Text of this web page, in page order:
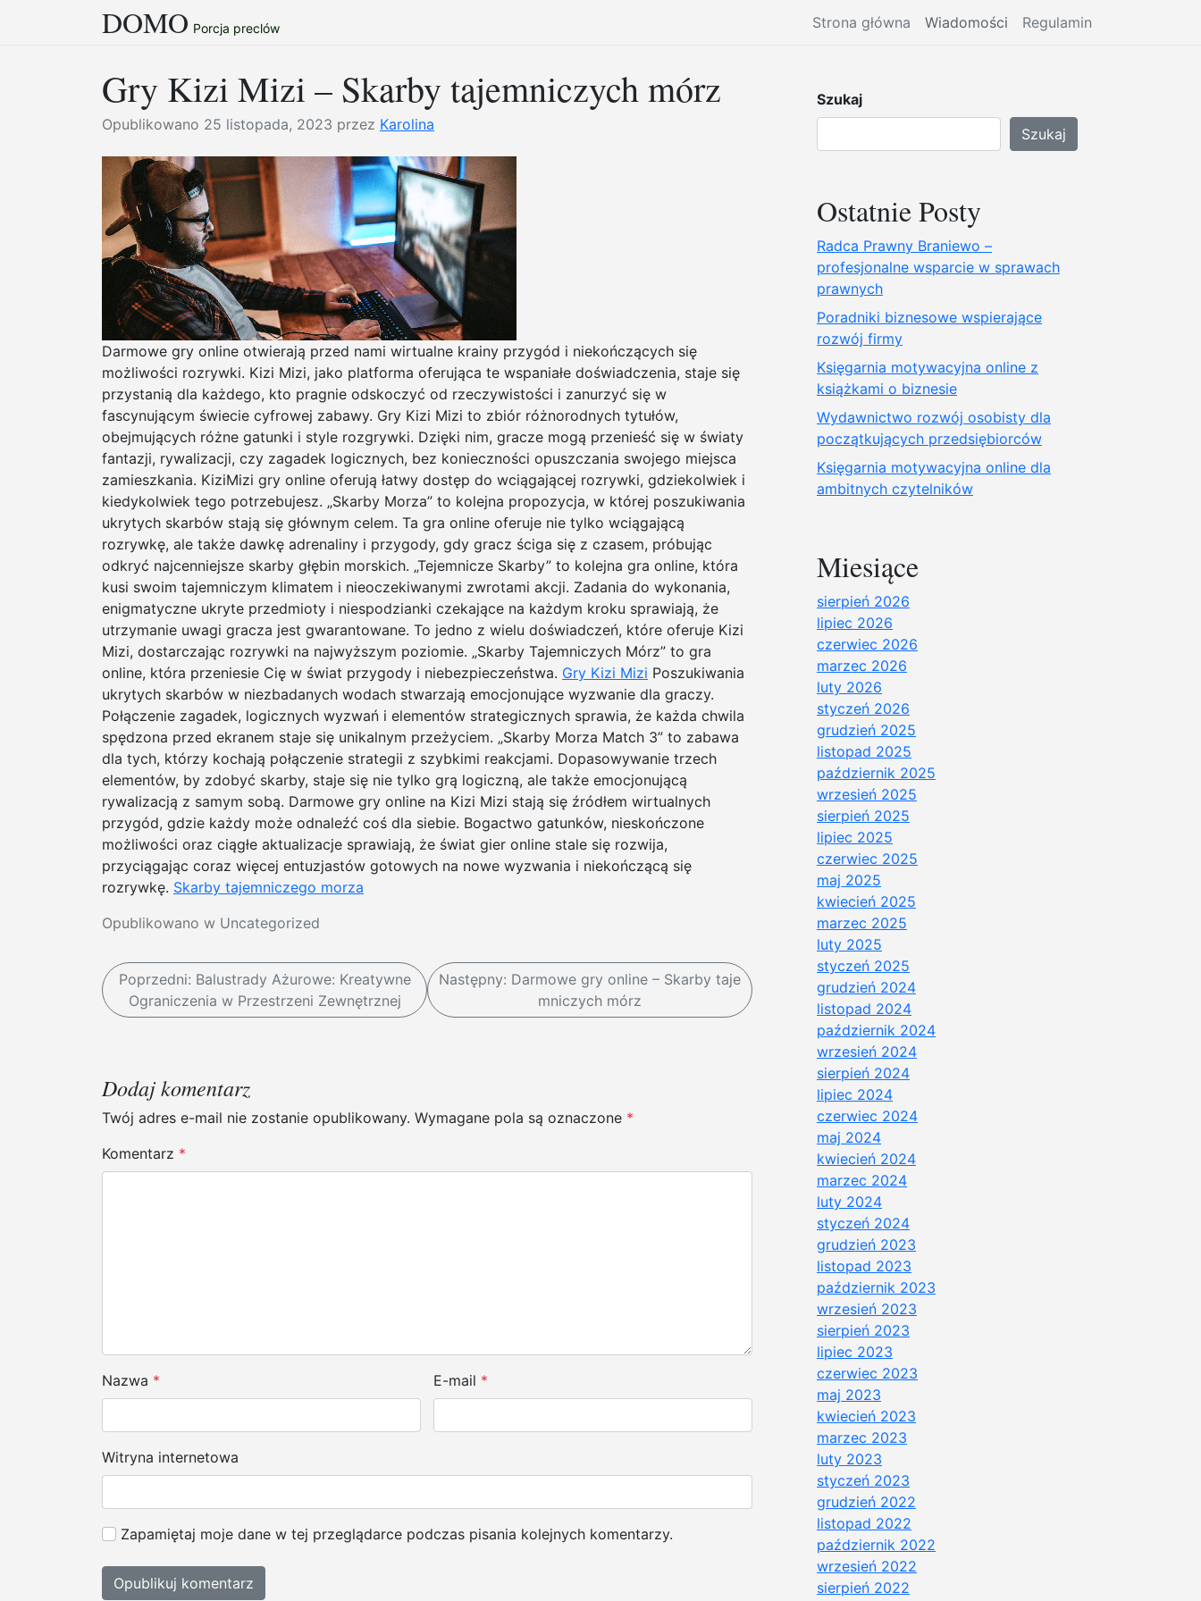
DOMO Porcja preclów Strona główna Wiadomości Regulamin
Gry Kizi Mizi – Skarby tajemniczych mórz
Opublikowano 25 listopada, 2023 przez Karolina
Darmowe gry online otwierają przed nami wirtualne krainy przygód i niekończących się
możliwości rozrywki. Kizi Mizi, jako platforma oferująca te wspaniałe doświadczenia, staje się
przystanią dla każdego, kto pragnie odskoczyć od rzeczywistości i zanurzyć się w
fascynującym świecie cyfrowej zabawy. Gry Kizi Mizi to zbiór różnorodnych tytułów,
obejmujących różne gatunki i style rozgrywki. Dzięki nim, gracze mogą przenieść się w światy
fantazji, rywalizacji, czy zagadek logicznych, bez konieczności opuszczania swojego miejsca
zamieszkania. KiziMizi gry online oferują łatwy dostęp do wciągającej rozrywki, gdziekolwiek i
kiedykolwiek tego potrzebujesz. „Skarby Morza” to kolejna propozycja, w której poszukiwania
ukrytych skarbów stają się głównym celem. Ta gra online oferuje nie tylko wciągającą
rozrywkę, ale także dawkę adrenaliny i przygody, gdy gracz ściga się z czasem, próbując
odkryć najcenniejsze skarby głębin morskich. „Tejemnicze Skarby” to kolejna gra online, która
kusi swoim tajemniczym klimatem i nieoczekiwanymi zwrotami akcji. Zadania do wykonania,
enigmatyczne ukryte przedmioty i niespodzianki czekające na każdym kroku sprawiają, że
utrzymanie uwagi gracza jest gwarantowane. To jedno z wielu doświadczeń, które oferuje Kizi
Mizi, dostarczając rozrywki na najwyższym poziomie. „Skarby Tajemniczych Mórz” to gra
online, która przeniesie Cię w świat przygody i niebezpieczeństwa. Gry Kizi Mizi Poszukiwania
ukrytych skarbów w niezbadanych wodach stwarzają emocjonujące wyzwanie dla graczy.
Połączenie zagadek, logicznych wyzwań i elementów strategicznych sprawia, że każda chwila
spędzona przed ekranem staje się unikalnym przeżyciem. „Skarby Morza Match 3” to zabawa
dla tych, którzy kochają połączenie strategii z szybkimi reakcjami. Dopasowywanie trzech
elementów, by zdobyć skarby, staje się nie tylko grą logiczną, ale także emocjonującą
rywalizacją z samym sobą. Darmowe gry online na Kizi Mizi stają się źródłem wirtualnych
przygód, gdzie każdy może odnaleźć coś dla siebie. Bogactwo gatunków, nieskończone
możliwości oraz ciągłe aktualizacje sprawiają, że świat gier online stale się rozwija,
przyciągając coraz więcej entuzjastów gotowych na nowe wyzwania i niekończącą się
rozrywkę. Skarby tajemniczego morza
Opublikowano w Uncategorized
N
a
i
g
a
c
i
s
u
Poprzedni: Balustrady Ażurowe: Kreatywne
Ograniczenia w Przestrzeni Zewnętrznej
Następny: Darmowe gry online – Skarby taje
mniczych mórz
Dodaj komentarz
Twój adres e-mail nie zostanie opublikowany. Wymagane pola są oznaczone *
Komentarz *
Nazwa * E-mail *
Witryna internetowa
Zapamiętaj moje dane w tej przeglądarce podczas pisania kolejnych komentarzy.
Szukaj
Szukaj
Ostatnie Posty
Radca Prawny Braniewo –
profesjonalne wsparcie w sprawach
prawnych
Poradniki biznesowe wspierające
rozwój firmy
Księgarnia motywacyjna online z
książkami o biznesie
Wydawnictwo rozwój osobisty dla
początkujących przedsiębiorców
Księgarnia motywacyjna online dla
ambitnych czytelników
Miesiące
sierpień 2026
lipiec 2026
czerwiec 2026
marzec 2026
luty 2026
styczeń 2026
grudzień 2025
listopad 2025
październik 2025
wrzesień 2025
sierpień 2025
lipiec 2025
czerwiec 2025
maj 2025
kwiecień 2025
marzec 2025
luty 2025
styczeń 2025
grudzień 2024
listopad 2024
październik 2024
wrzesień 2024
sierpień 2024
lipiec 2024
czerwiec 2024
maj 2024
kwiecień 2024
marzec 2024
luty 2024
styczeń 2024
grudzień 2023
listopad 2023
październik 2023
wrzesień 2023
sierpień 2023
lipiec 2023
czerwiec 2023
maj 2023
kwiecień 2023
marzec 2023
luty 2023
styczeń 2023
grudzień 2022
listopad 2022
październik 2022
wrzesień 2022
sierpień 2022